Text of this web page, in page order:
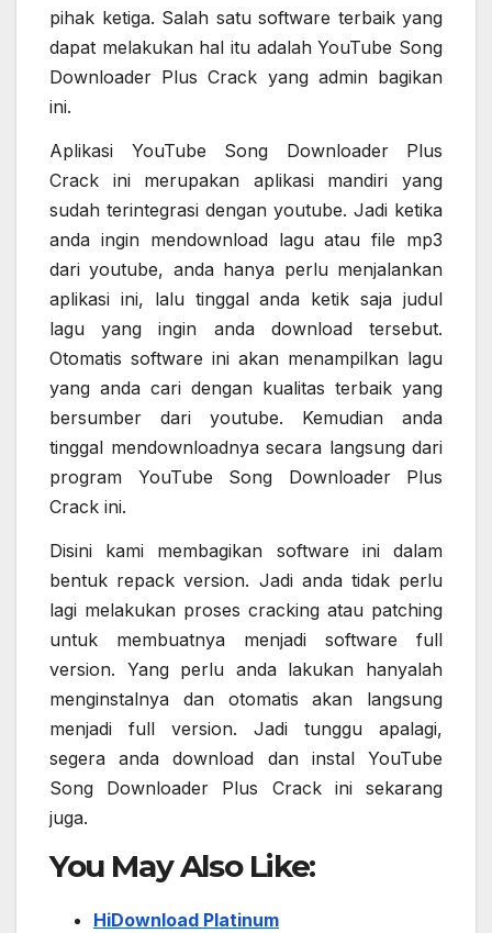
pihak ketiga. Salah satu software terbaik yang
dapat melakukan hal itu adalah YouTube Song
Downloader Plus Crack yang admin bagikan
ini.
Aplikasi YouTube Song Downloader Plus
Crack ini merupakan aplikasi mandiri yang
sudah terintegrasi dengan youtube. Jadi ketika
anda ingin mendownload lagu atau file mp3
dari youtube, anda hanya perlu menjalankan
aplikasi ini, lalu tinggal anda ketik saja judul
lagu yang ingin anda download tersebut.
Otomatis software ini akan menampilkan lagu
yang anda cari dengan kualitas terbaik yang
bersumber dari youtube. Kemudian anda
tinggal mendownloadnya secara langsung dari
program YouTube Song Downloader Plus
Crack ini.
Disini kami membagikan software ini dalam
bentuk repack version. Jadi anda tidak perlu
lagi melakukan proses cracking atau patching
untuk membuatnya menjadi software full
version. Yang perlu anda lakukan hanyalah
menginstalnya dan otomatis akan langsung
menjadi full version. Jadi tunggu apalagi,
segera anda download dan instal YouTube
Song Downloader Plus Crack ini sekarang
juga.
You May Also Like:
HiDownload Platinum